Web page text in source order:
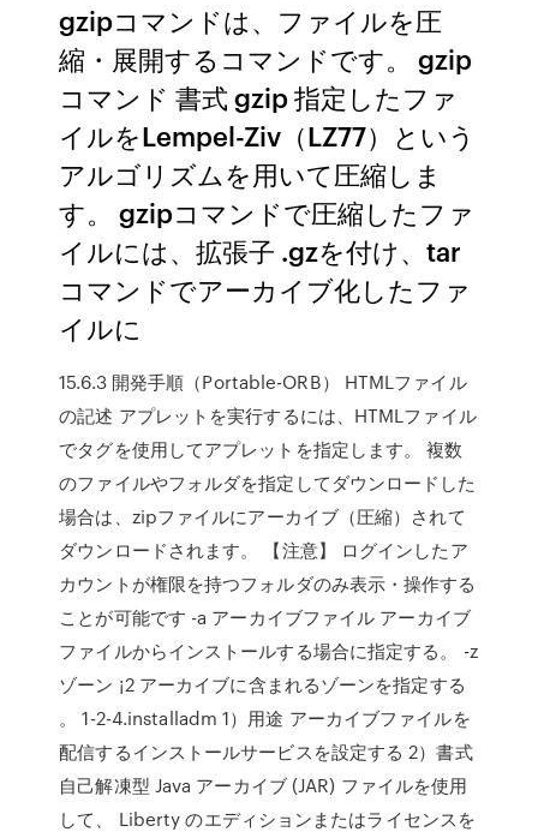
gzipコマンドは、ファイルを圧
縮・展開するコマンドです。 gzip
コマンド 書式 gzip 指定したファ
イルをLempel-Ziv（LZ77）という
アルゴリズムを用いて圧縮しま
す。 gzipコマンドで圧縮したファ
イルには、拡張子 .gzを付け、tar
コマンドでアーカイブ化したファ
イルに
15.6.3 開発手順（Portable-ORB） HTMLファイル
の記述 アプレットを実行するには、HTMLファイル
でタグを使用してアプレットを指定します。 複数
のファイルやフォルダを指定してダウンロードした
場合は、zipファイルにアーカイブ（圧縮）されて
ダウンロードされます。 【注意】 ログインしたア
カウントが権限を持つフォルダのみ表示・操作する
ことが可能です -a アーカイブファイル アーカイブ
ファイルからインストールする場合に指定する。 -z
ゾーン ¡2 アーカイブに含まれるゾーンを指定する
。 1-2-4.installadm 1）用途 アーカイブファイルを
配信するインストールサービスを設定する 2）書式
自己解凍型 Java アーカイブ (JAR) ファイルを使用
して、 Liberty のエディションまたはライセンスを